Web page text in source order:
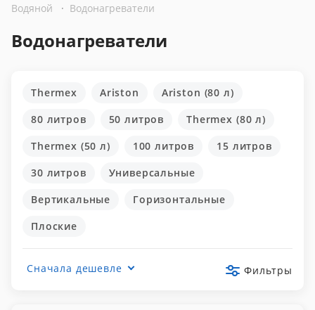
Водяной · Водонагреватели
Водонагреватели
Thermex Ariston
Ariston (80 л)
80 литров
50 литров
Thermex (80 л)
Thermex (50 л)
100 литров
15 литров
30 литров
Универсальные
Вертикальные
Горизонтальные
Плоские
Сначала дешевле Фильтры